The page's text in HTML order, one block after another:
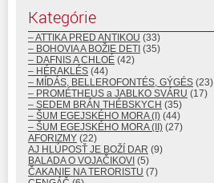
Kategórie
– ATTIKA PRED ANTIKOU (33)
– BOHOVIA A BOŽIE DETI (35)
– DAFNIS A CHLOÉ (42)
– HÉRAKLÉS (44)
– MÍDÁS, BELLEROFONTÉS, GÝGÉS (23)
– PROMÉTHEUS a JABLKO SVÁRU (17)
– SEDEM BRÁN THÉBSKYCH (35)
– ŠUM EGEJSKÉHO MORA (I) (44)
– ŠUM EGEJSKÉHO MORA (II) (27)
AFORIZMY (22)
AJ HLÚPOSŤ JE BOŽÍ DAR (9)
BALADA O VOJAČIKOVI (5)
ČAKANIE NA TERORISTU (7)